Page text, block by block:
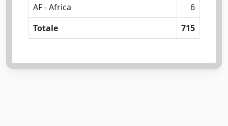
AF - Africa
6
Totale
715